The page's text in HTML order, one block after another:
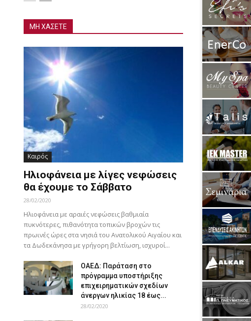
ΜΗ ΧΑΣΕΤΕ
Καιρός
Ηλιοφάνεια με λίγες νεφώσεις
θα έχουμε το Σάββατο
28/02/2020
Ηλιοφάνεια με αραιές νεφώσεις βαθμιαία
πυκνότερες, πιθανότητα τοπικών βροχών τις
πρωινές ώρες στα νησιά του Ανατολικού Αιγαίου και
τα Δωδεκάνησα με γρήγορη βελτίωση, ισχυροί...
ΟΑΕΔ: Παράταση στο
πρόγραμμα υποστήριξης
επιχειρηματικών σχεδίων
άνεργων ηλικίας 18 έως...
28/02/2020